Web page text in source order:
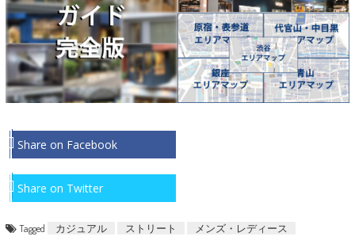
Share on Facebook
Share on Twitter
Tagged カジュアル ストリート メンズ・レディース